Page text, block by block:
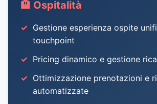
🏨 Ospitalità
Gestione esperienza ospite
touchpoint
Pricing dinamico e gestione
Ottimizzazione prenotazioni e
automatizzate